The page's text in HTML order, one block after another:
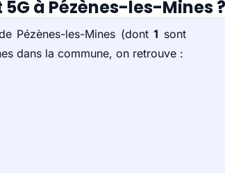
à Pézènes-les-Mines ?
Pézènes-les-Mines (dont1 sont
dans la commune, on retrouve :